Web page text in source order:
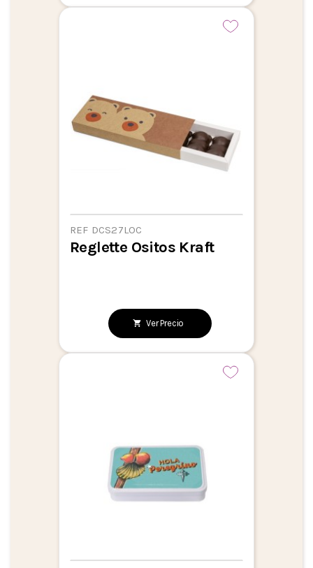
REF DCS27LOC
Reglette Ositos Kraft
Ver Precio